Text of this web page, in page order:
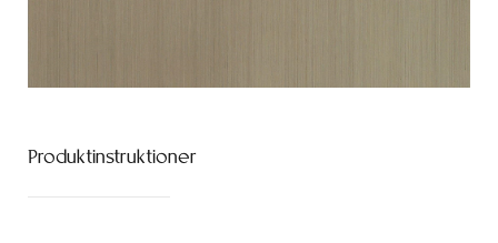
Produktinstruktioner